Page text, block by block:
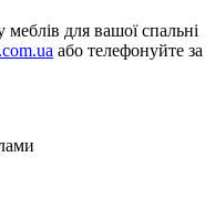
меблів для вашої спальні
або телефонуйте за